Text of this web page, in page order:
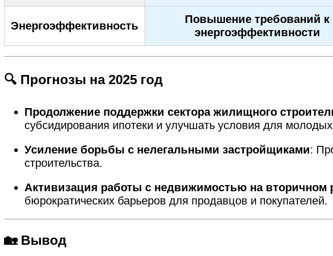
Энергоэффективность
Повышение требований к
энергоэффективности
🔍 Прогнозы на 2025 год
Продолжение поддержки сектора жилищного
субсидирования ипотеки и улучшать условия для
Усиление борьбы с нелегальными застройщиками:
строительства.
Активизация работы с недвижимостью на вторичном
бюрократических барьеров для продавцов и покупателей.
🏡 Вывод